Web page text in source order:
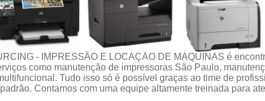
- IMPRESSÃO E LOCAÇÃO DE MÁQUINAS é
como manutenção de impressoras São Paulo,
Tudo isso só é possível graças ao time de
Contamos com uma equipe altamente treinada para